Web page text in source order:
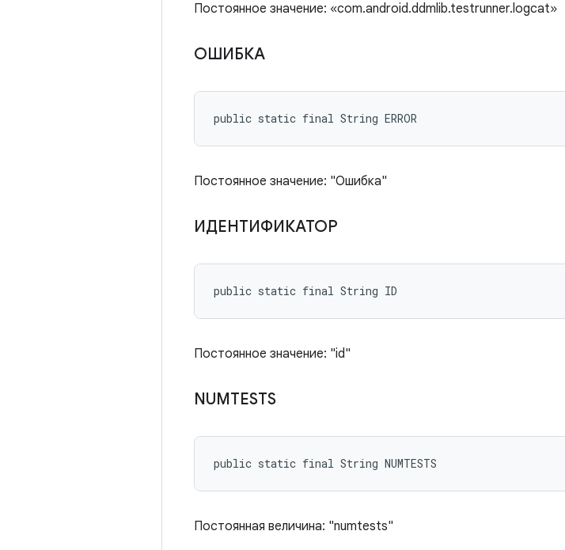
Постоянное значение: «com.android.ddmlib.testrunner.logcat»
ОШИБКА
public static final String ERROR
Постоянное значение: "Ошибка"
ИДЕНТИФИКАТОР
public static final String ID
Постоянное значение: "id"
NUMTESTS
public static final String NUMTESTS
Постоянная величина: "numtests"